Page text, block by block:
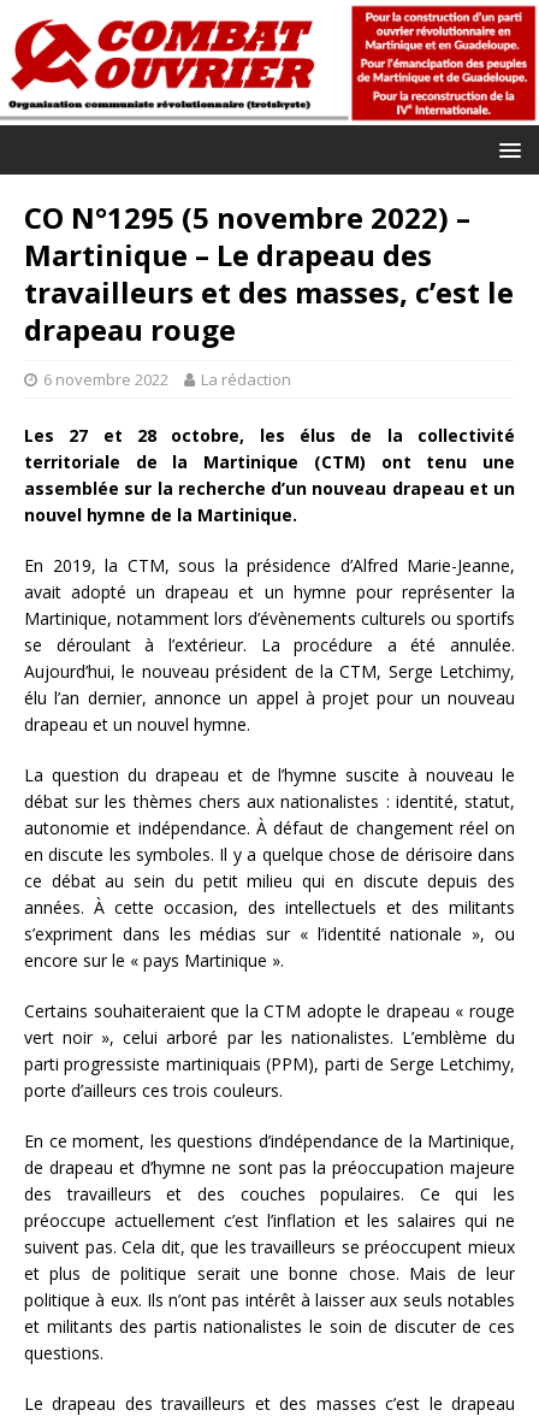
CO N°1295 (5 novembre 2022) –
Martinique – Le drapeau des
travailleurs et des masses, c’est le
drapeau rouge
6 novembre 2022 La rédaction
Les 27 et 28 octobre, les élus de la collectivité
territoriale de la Martinique (CTM) ont tenu une
assemblée sur la recherche d’un nouveau drapeau et un
nouvel hymne de la Martinique.
En 2019, la CTM, sous la présidence d’Alfred Marie-Jeanne,
avait adopté un drapeau et un hymne pour représenter la
Martinique, notamment lors d’évènements culturels ou sportifs
se déroulant à l’extérieur. La procédure a été annulée.
Aujourd’hui, le nouveau président de la CTM, Serge Letchimy,
élu l’an dernier, annonce un appel à projet pour un nouveau
drapeau et un nouvel hymne.
La question du drapeau et de l’hymne suscite à nouveau le
débat sur les thèmes chers aux nationalistes : identité, statut,
autonomie et indépendance. À défaut de changement réel on
en discute les symboles. Il y a quelque chose de dérisoire dans
ce débat au sein du petit milieu qui en discute depuis des
années. À cette occasion, des intellectuels et des militants
s’expriment dans les médias sur « l’identité nationale », ou
encore sur le « pays Martinique ».
Certains souhaiteraient que la CTM adopte le drapeau « rouge
vert noir », celui arboré par les nationalistes. L’emblème du
parti progressiste martiniquais (PPM), parti de Serge Letchimy,
porte d’ailleurs ces trois couleurs.
En ce moment, les questions d’indépendance de la Martinique,
de drapeau et d’hymne ne sont pas la préoccupation majeure
des travailleurs et des couches populaires. Ce qui les
préoccupe actuellement c’est l’inflation et les salaires qui ne
suivent pas. Cela dit, que les travailleurs se préoccupent mieux
et plus de politique serait une bonne chose. Mais de leur
politique à eux. Ils n’ont pas intérêt à laisser aux seuls notables
et militants des partis nationalistes le soin de discuter de ces
questions.
Le drapeau des travailleurs et des masses c’est le drapeau